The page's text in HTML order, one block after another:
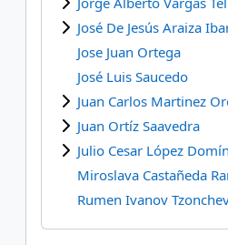
José De Jesús Araiza
Jose Juan Ortega
José Luis Saucedo
Juan Carlos Martinez
Juan Ortíz Saavedra
Julio Cesar López
Miroslava Castañeda
Rumen Ivanov